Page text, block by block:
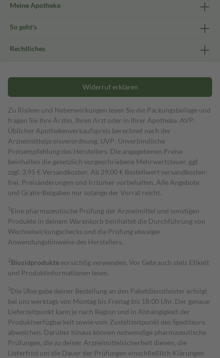
Meine Apotheke
So geht's
Rechtliches
Widerruf erklären
Zu Risiken und Nebenwirkungen lesen Sie die Packungsbeilage und
fragen Sie Ihre Ärztin, Ihren Arzt oder in Ihrer Apotheke. AVP:
Üblicher Apothekenverkaufspreis berechnet nach der
Arzneimittelpreisverordnung. UVP: Unverbindliche
Preisempfehlung des Herstellers. Die angegebenen Preise
beinhalten die gesetzlich vorgeschriebene Mehrwertsteuer, ggf.
zzgl. 3,95 € Versandkosten. Ab 29,00 € Bestell­wert versand­kosten­
frei. Preisänderungen und Irrtümer vorbehalten. Alle Angebote
und Gratis-Beigaben nur solange der Vorrat reicht.
1 Eine pharmazeutische Prüfung der Arzneimittel und sonstigen
Produkte in deinem Warenkorb beinhaltet die Durchführung von
Wechselwirkungschecks und die Prüfung etwaiger
Anwendungshinweise des Herstellers.
2Biozidproduktevorsichtig verwenden. Vor Gebrauch stets Etikett
und Produktinformationen lesen.
3Die Übergabe deiner Bestellung an den Paketdienstleister erfolgt
bei uns werktags von Montag bis Freitag bis 18:00 Uhr. Der genaue
Lieferzeitpunkt kann je nach Region und in Abhängigkeit der
Produktverfügbarkeit sowie vom Zustellzeitpunkt des Spediteurs
abweichen. Darüber hinaus können notwendige pharmazeutische
Prüfungen, die zu deiner Arzneimittelsicherheit dienen, die
Lieferfrist um die Dauer der Prüfungen einschließlich Klärungen